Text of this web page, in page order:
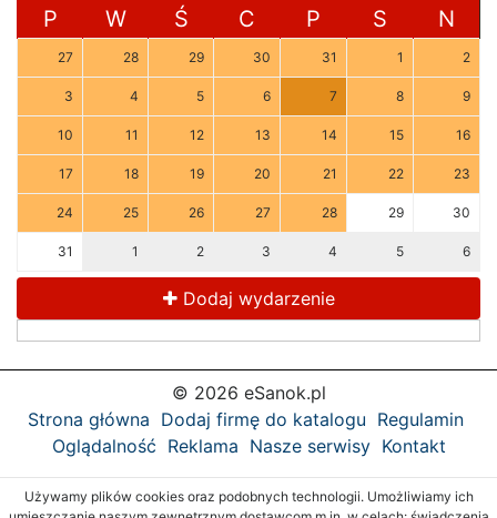
P W Ś C P S N
27 28 29 30 31 1 2
3 4 5 6 7 8 9
10 11 12 13 14 15 16
17 18 19 20 21 22 23
24 25 26 27 28 29 30
31 1 2 3 4 5 6
Dodaj wydarzenie
© 2026 eSanok.pl
Strona główna Dodaj firmę do katalogu Regulamin
Oglądalność Reklama Nasze serwisy Kontakt
Używamy plików cookies oraz podobnych technologii. Umożliwiamy ich